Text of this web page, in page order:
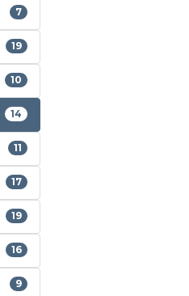
7
19
10
14
11
17
19
16
9